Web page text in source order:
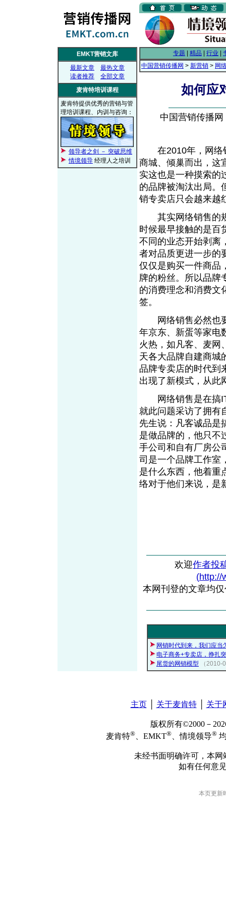
EMKT营销文库
最新文章
最热文章
读者推荐
全部文章
麦肯特培训课程
麦肯特提供优秀的营销与管
理培训课程、内训与咨询：
领导者之剑 － 突破思维
情境领导 经理人之培训
专题 精品 行业
中国营销传播网 > 新营销 > 网
如何应
中国营销传播
在2010年，网络销
商城、倾巢而出，这
实这也是一种摸索的
的品牌被淘汰出局。
销专卖店只会越来
其实网络销售的规
时候最早接触的是百
不同的业态开始剥离
者对品质更进一步的
仅仅是购买一件商品
牌的粉丝。所以品牌
的消费理念和消费文
签。
网络销售必然也要
年京东、新蛋等家电
火热，如凡客、麦网
天各大品牌自建商城
品牌专卖店的时代到
出现了新模式，从
网络销售是在搞IT
就此问题采访了拥有
先生说：凡客诚品是
是做品牌的，他只不
手公司和自有厂房公
司是一个品牌工作室
是什么东西，他着重
络对于他们来说，
欢迎作者投
(http://
本网刊登的文章均
网销时代到来，我们应当
电子商务+专卖店，挣扎
尾货的网销模型
（
主页│ 关于麦肯特│ 关于
版权所有©2000－
麦肯特® 、EMKT® 、情境领导®
未经书面明确许可，本
如有任何意
本页更新